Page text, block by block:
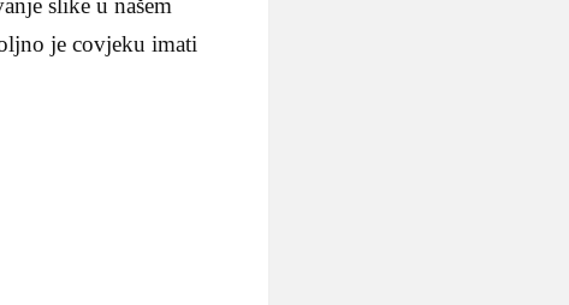
slike u našem
je covjeku imati